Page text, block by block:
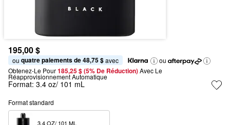
195,00 $
ou quatre paiements de 48,75 $ avec
ou
Obtenez-Le Pour185,25 $ (5% De Réduction) Avec Le
Réapprovisionnement Automatique
Format: 3.4 oz/ 101 mL
Format standard